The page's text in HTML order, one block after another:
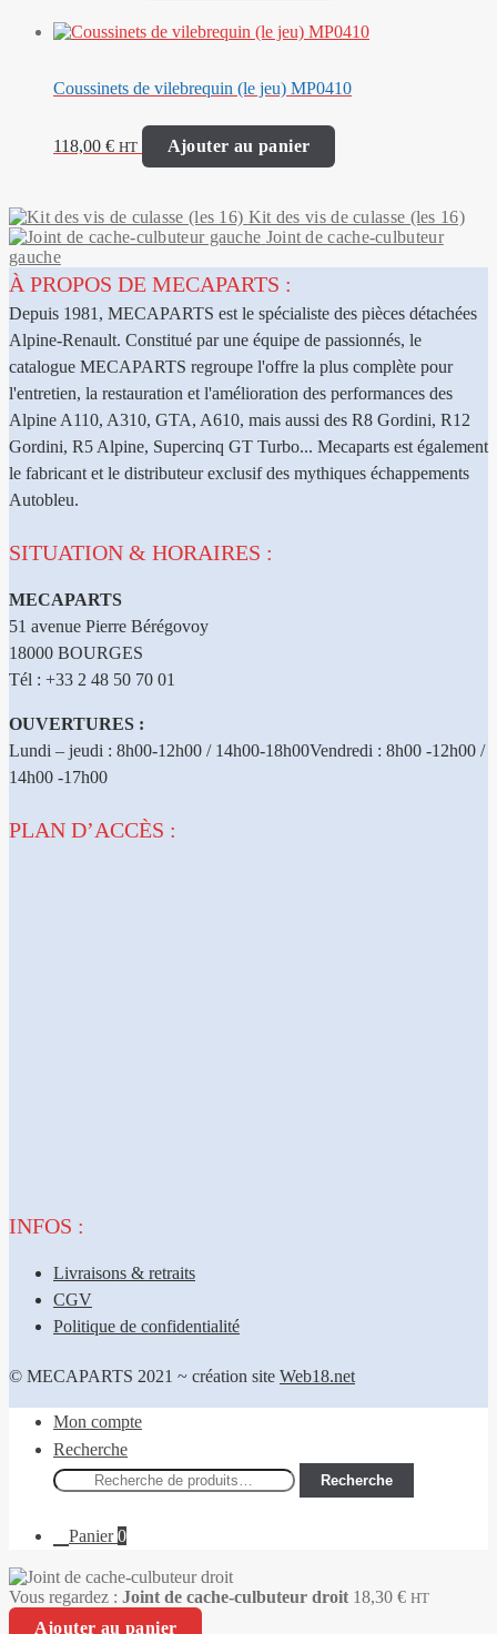
Coussinets de vilebrequin (le jeu) MP0410
118,00 € HT Ajouter au panier
Kit des vis de culasse (les 16)
Joint de cache-culbuteur
gauche
À PROPOS DE MECAPARTS :
Depuis 1981, MECAPARTS est le spécialiste des pièces détachées
Alpine-Renault. Constitué par une équipe de passionnés, le
catalogue MECAPARTS regroupe l'offre la plus complète pour
l'entretien, la restauration et l'amélioration des performances des
Alpine A110, A310, GTA, A610, mais aussi des R8 Gordini, R12
Gordini, R5 Alpine, Supercinq GT Turbo... Mecaparts est également
le fabricant et le distributeur exclusif des mythiques échappements
Autobleu.
SITUATION & HORAIRES :
MECAPARTS
51 avenue Pierre Bérégovoy
18000 BOURGES
Tél : +33 2 48 50 70 01
OUVERTURES :
Lundi – jeudi : 8h00-12h00 / 14h00-18h00Vendredi : 8h00 -12h00 /
14h00 -17h00
PLAN D’ACCÈS :
INFOS :
Livraisons & retraits
CGV
Politique de confidentialité
© MECAPARTS 2021 ~ création site Web18.net
Mon compte
Recherche
Recherche
Recherche
Panier0
Vous regardez : Joint de cache-culbuteur droit 18,30 € HT
Ajouter au panier